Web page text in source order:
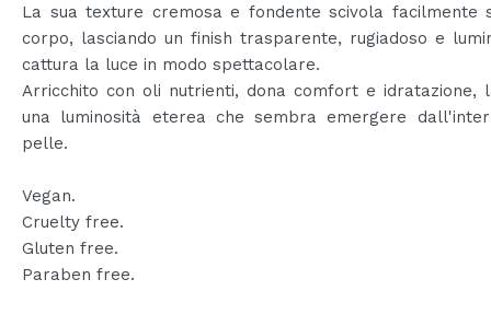
La sua texture cremosa e fondente scivola facilmente
corpo, lasciando un finish trasparente, rugiadoso e
cattura la luce in modo spettacolare.
Arricchito con oli nutrienti, dona comfort e idratazione,
una luminosità eterea che sembra emergere
pelle.
Vegan.
Cruelty free.
Gluten free.
Paraben free.